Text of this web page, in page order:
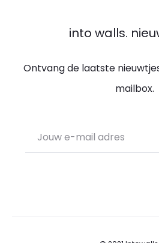
into walls.
Ontvang de laatste
mailbox.